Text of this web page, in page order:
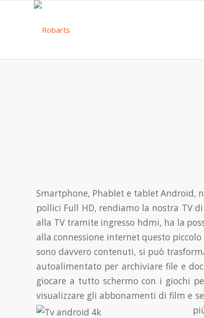
Smartphone, Phablet e tablet Android,
pollici Full HD, rendiamo la nostra TV
alla TV tramite ingresso hdmi, ha la
alla connessione internet questo
sono davvero contenuti, si può
autoalimentato per archiviare file e
giocare a tutto schermo con i giochi
visualizzare gli abbonamenti di film e